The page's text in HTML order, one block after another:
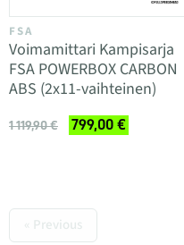
FSA
Voimamittari Kampisarja
FSA POWERBOX CARBON
ABS (2x11-vaihteinen)
1 119,90 € 799,00 €
« Previous